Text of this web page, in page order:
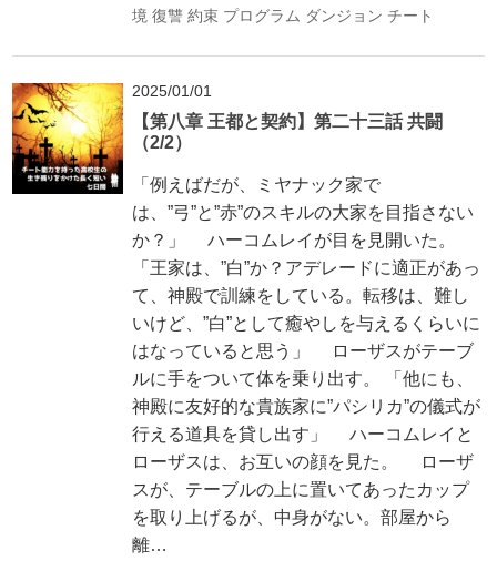
境 復讐 約束 プログラム ダンジョン チート
2025/01/01
【第八章 王都と契約】第二十三話 共闘
（2/2）
「例えばだが、ミヤナック家で
は、”弓”と”赤”のスキルの大家を目指さない
か？」 ハーコムレイが目を見開いた。
「王家は、”白”か？アデレードに適正があっ
て、神殿で訓練をしている。転移は、難し
いけど、”白”として癒やしを与えるくらいに
はなっていると思う」 ローザスがテーブ
ルに手をついて体を乗り出す。 「他にも、
神殿に友好的な貴族家に”パシリカ”の儀式が
行える道具を貸し出す」 ハーコムレイと
ローザスは、お互いの顔を見た。 ローザ
スが、テーブルの上に置いてあったカップ
を取り上げるが、中身がない。部屋から
離…